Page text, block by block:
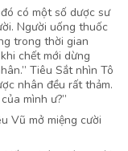
có một số dược sư
Người uống thuốc
trong thời gian
chết mới dừng
Tiêu Sắt nhìn Tô
nhân đều rất thảm.
mình ư?”
Vũ mở miệng cười